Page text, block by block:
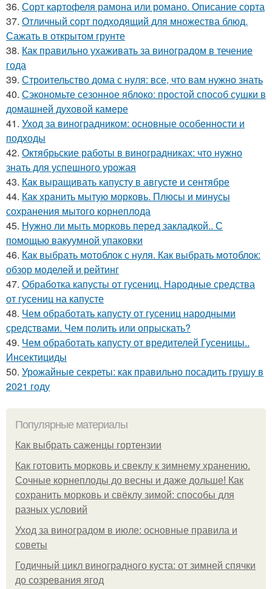
36. Сорт картофеля рамона или романо. Описание сорта
37. Отличный сорт подходящий для множества блюд.
Сажать в открытом грунте
38. Как правильно ухаживать за виноградом в течение
года
39. Строительство дома с нуля: все, что вам нужно знать
40. Сэкономьте сезонное яблоко: простой способ сушки в
домашней духовой камере
41. Уход за виноградником: основные особенности и
подходы
42. Октябрьские работы в виноградниках: что нужно
знать для успешного урожая
43. Как выращивать капусту в августе и сентябре
44. Как хранить мытую морковь. Плюсы и минусы
сохранения мытого корнеплода
45. Нужно ли мыть морковь перед закладкой.. С
помощью вакуумной упаковки
46. Как выбрать мотоблок с нуля. Как выбрать мотоблок:
обзор моделей и рейтинг
47. Обработка капусты от гусениц. Народные средства
от гусениц на капусте
48. Чем обработать капусту от гусениц народными
средствами. Чем полить или опрыскать?
49. Чем обработать капусту от вредителей Гусеницы..
Инсектициды
50. Урожайные секреты: как правильно посадить грушу в
2021 году
Популярные материалы
Как выбрать саженцы гортензии
Как готовить морковь и свеклу к зимнему хранению.
Сочные корнеплоды до весны и даже дольше! Как
сохранить морковь и свёклу зимой: способы для
разных условий
Уход за виноградом в июле: основные правила и
советы
Годичный цикл виноградного куста: от зимней спячки
до созревания ягод